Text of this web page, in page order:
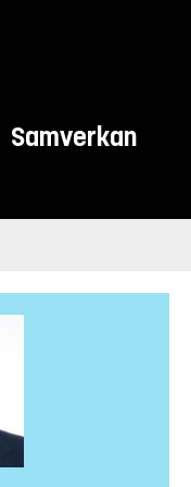
Samverkan